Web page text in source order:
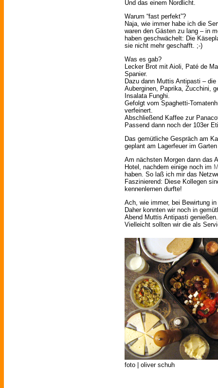
Und das einem Nordlicht.
Warum “fast perfekt”?
Naja, wie immer habe ich die
waren den Gästen zu lang – in
haben geschwächelt: Die
sie nicht mehr geschafft. ;-)
Was es gab?
Lecker Brot mit Aioli, Paté de
Spanier.
Dazu dann Muttis Antipasti –
Auberginen, Paprika, Zucchini,
Insalata Funghi.
Gefolgt vom Spaghetti-
verfeinert.
Abschließend Kaffee zur
Passend dann noch der 103er
Das gemütliche Gespräch am
geplant am Lagerfeuer im
Am nächsten Morgen dann das
Hotel, nachdem einige noch im
haben. So laß ich mir das
Faszinierend: Diese Kollegen
kennenlernen durfte!
Ach, wie immer, bei Bewirtung
Daher konnten wir noch in
Abend Muttis Antipasti genießen.
Vielleicht sollten wir die als
foto | oliver schuh